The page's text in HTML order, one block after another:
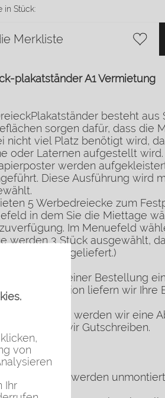
von
Ihr
in Stück:
Merkliste
plakatständer A1 Vermietung
besteht
sorgen dafür, dass die
nicht viel Platz benötigt wird,
oder Laternen aufgestellt wird.
werden
Diese Ausführung wird
5 Werbedreiecke zum
in dem Sie die Miettage
Im Menuefeld
werden 3 Stück ausgewählt,
ausgeliefert.)
bei einer Bestellung
der Kaution liefern wir Ihre
der Rückgabe werden wir eine
werden wir Gutschreiben.
werden